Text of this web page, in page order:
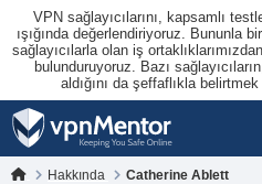
VPN sağlayıcılarını, kapsamlı
ışığında değerlendiriyoruz. Bununla
sağlayıcılarla olan iş
bulunduruyoruz. Bazı
aldığını da şeffaflıkla
Hakkında Catherine Ablett